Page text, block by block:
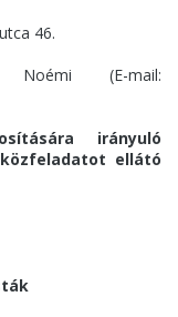
46.
Noémi (E-mail:
irányuló
ellátó